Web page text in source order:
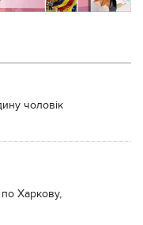
чоловік
Харкову,